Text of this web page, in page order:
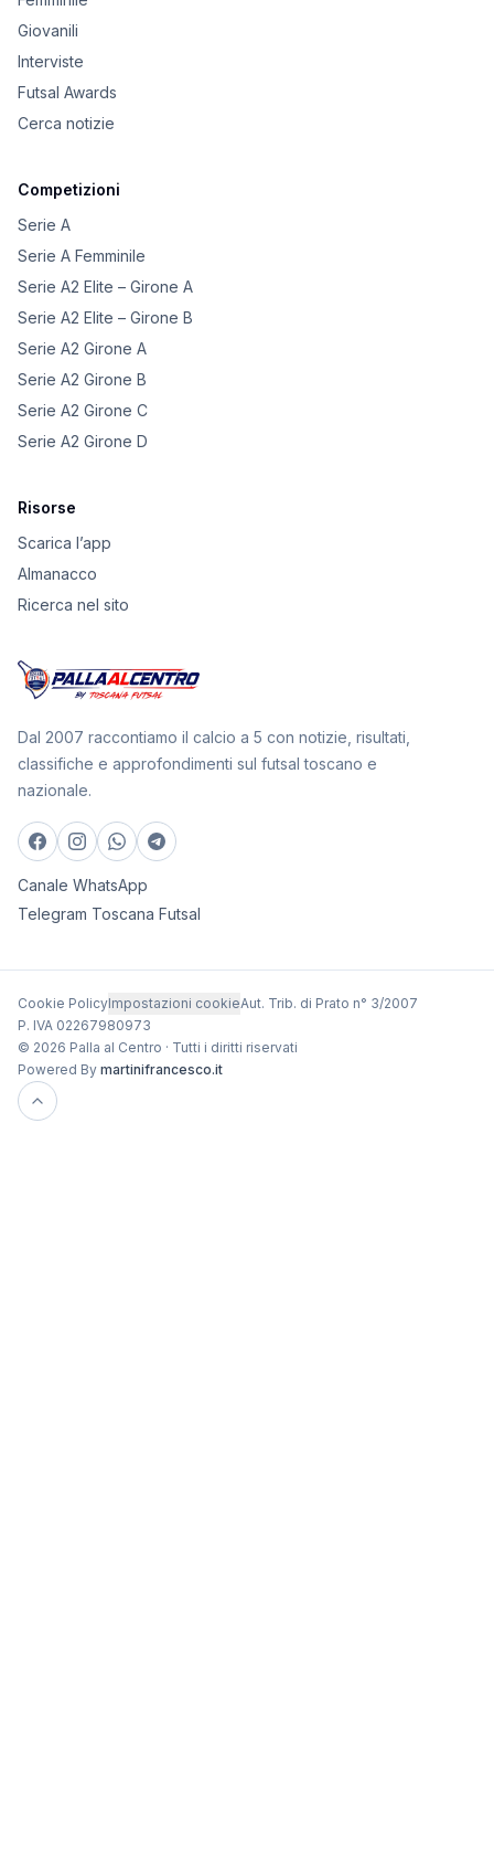
Giovanili
Interviste
Futsal Awards
Cerca notizie
Competizioni
Serie A
Serie A Femminile
Serie A2 Elite – Girone A
Serie A2 Elite – Girone B
Serie A2 Girone A
Serie A2 Girone B
Serie A2 Girone C
Serie A2 Girone D
Risorse
Scarica l’app
Almanacco
Ricerca nel sito
Dal 2007 raccontiamo il calcio a 5 con notizie, risultati,
classifiche e approfondimenti sul futsal toscano e
nazionale.
Canale WhatsApp
Telegram Toscana Futsal
Cookie PolicyImpostazioni cookieAut. Trib. di Prato n° 3/2007
P. IVA 02267980973
© 2026 Palla al Centro · Tutti i diritti riservati
Powered By martinifrancesco.it